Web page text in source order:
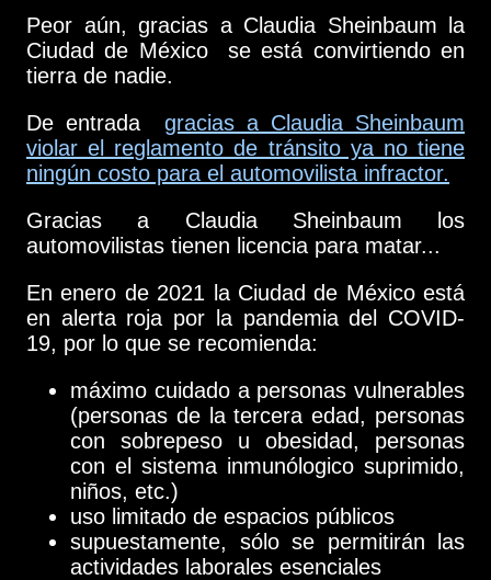
Peor aún, gracias a Claudia Sheinbaum la
Ciudad de México se está convirtiendo en
tierra de nadie.
De entrada gracias a Claudia Sheinbaum
violar el reglamento de tránsito ya no tiene
ningún costo para el automovilista infractor.
Gracias a Claudia Sheinbaum los
automovilistas tienen licencia para matar...
En enero de 2021 la Ciudad de México está
en alerta roja por la pandemia del COVID-
19, por lo que se recomienda:
máximo cuidado a personas vulnerables
(personas de la tercera edad, personas
con sobrepeso u obesidad, personas
con el sistema inmunólogico suprimido,
niños, etc.)
uso limitado de espacios públicos
supuestamente, sólo se permitirán las
actividades laborales esenciales